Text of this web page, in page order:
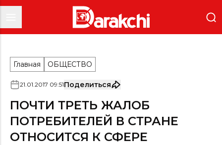
Главная ОБЩЕСТВО
21.01.2017 09:51Поделиться
ПОЧТИ ТРЕТЬ ЖАЛОБ
ПОТРЕБИТЕЛЕЙ В СТРАНЕ
ОТНОСИТСЯ К СФЕРЕ